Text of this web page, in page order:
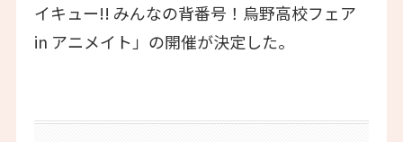
イキュー!! みんなの背番号！烏野高校フェア
in アニメイト」の開催が決定した。